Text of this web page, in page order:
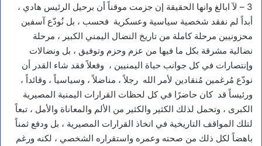
3 – لآ ابالغ وانها الحقيقة إن جزمت موقناً أن برحيل الرئيس هادي ،
أبداً لم نفقد شخصية سياسية وعسكرية فحسب ، بل نُودّع آسفين
محزونيين مرحلة كاملة من تاريخ النضال اليمني الكبير ، مرحلة
نضالية مشرقة بكل ما فيها من عزم وحزم وتوفيق ، بل ونضالات
وإنتصارات في كل جوانب حياة اليمنيين ، وفعلاً فقد شاء القدر أن
نودّع مُرغمين مُنقادين لأمر الله رجلاً ، مناضلاً ، وسياسياً ، وقائداً ،
ورئيساً قد كان حاضرًا في كل لحظات القرارات اليمنية المصيرية
الكبرى ، وتحمل لذلك الكثير والكثير من الألم والمعاناة والأمل ، تبعاً
لتلك المواقف التاريخية في اتخاذ القرارات المصيرية ، بل ودفع ثمناً
باهضاً لكل ذلك من صحته وعمره واستقراره الشخصي ، لكنه ورغم